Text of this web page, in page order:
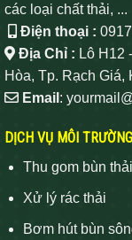
các loại chất thải, ...
Điện thoại :
Địa Chỉ : Lô H12
Hòa, Tp. Rạch Giá,
Email :
DỊCH VỤ MÔI TRƯỜNG
Thu gom bùn thải
Xử lý rác thải
Bơm hút bùn